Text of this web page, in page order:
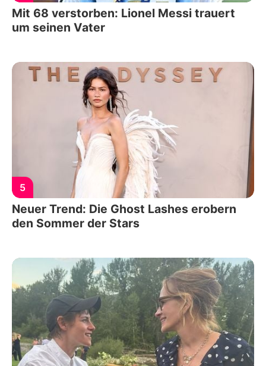
Mit 68 verstorben: Lionel Messi trauert
um seinen Vater
5
Neuer Trend: Die Ghost Lashes erobern
den Sommer der Stars